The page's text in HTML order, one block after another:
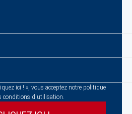
ici ! », vous acceptez notre politique
conditions d'utilisation.